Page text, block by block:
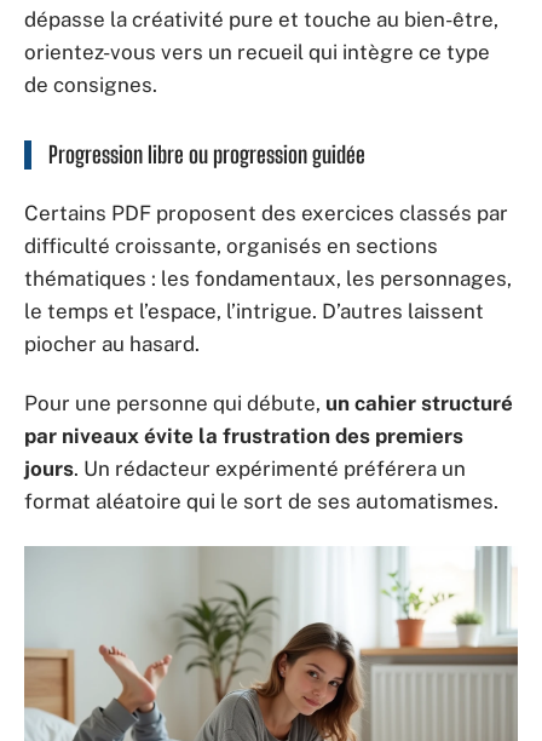
dépasse la créativité pure et touche au bien-être,
orientez-vous vers un recueil qui intègre ce type
de consignes.
Progression libre ou progression guidée
Certains PDF proposent des exercices classés par
difficulté croissante, organisés en sections
thématiques : les fondamentaux, les personnages,
le temps et l’espace, l’intrigue. D’autres laissent
piocher au hasard.
Pour une personne qui débute, un cahier structuré
par niveaux évite la frustration des premiers
jours. Un rédacteur expérimenté préférera un
format aléatoire qui le sort de ses automatismes.